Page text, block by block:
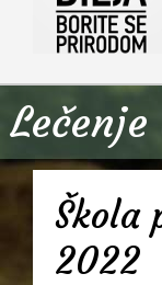
Škola
2022